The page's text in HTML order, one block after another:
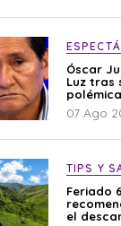
Óscar
Luz tras
07 Ago
TIPS Y
Feriado
el